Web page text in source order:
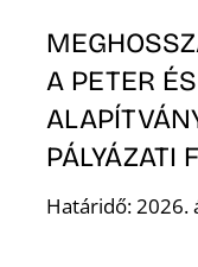
A PETER
PÁLYÁZATI
Határidő: 2026.